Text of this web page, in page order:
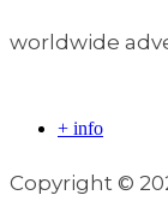
worldwide
+ info
Copyright ©